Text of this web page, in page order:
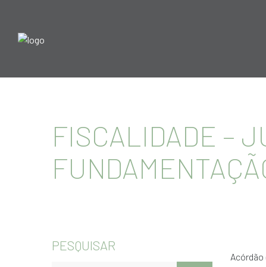
FISCALIDADE –
Acórdão
PESQUISAR